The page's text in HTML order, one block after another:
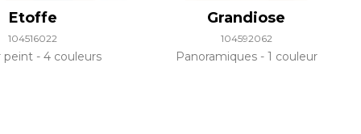
Etoffe
104516022
peint 4 couleurs
Grandiose
104592062
Panoramiques 1 couleur